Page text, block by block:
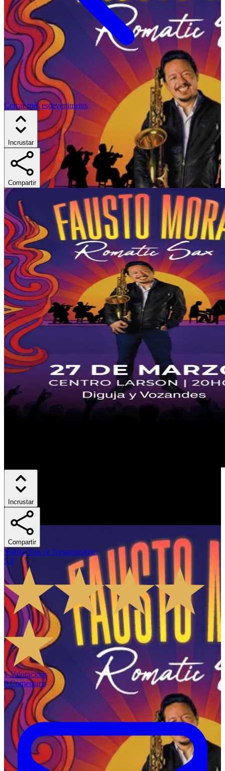
Cercar més esdeveniments
Incrustar
Compartir
Incrustar
Compartir
Valoracions de l'organitzador:
5.0
1 Valoracions
0 Comentaris